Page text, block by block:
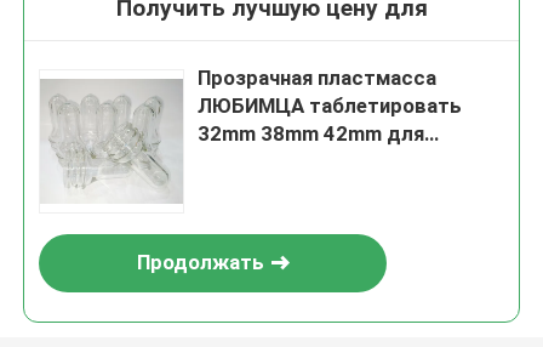
Получить лучшую цену для
Прозрачная пластмасса
ЛЮБИМЦА таблетировать
32mm 38mm 42mm для
Продолжать